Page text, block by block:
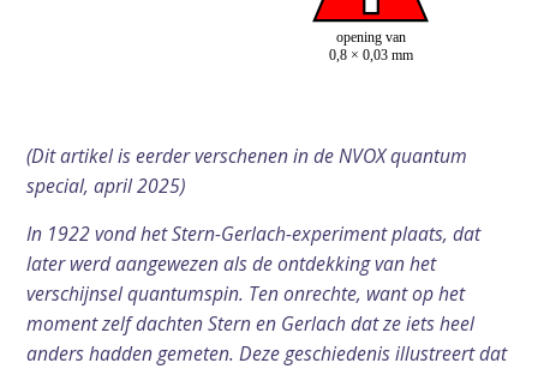
(Dit artikel is eerder verschenen in de NVOX quantum
special, april 2025)
In 1922 vond het Stern-Gerlach-experiment plaats, dat
later werd aangewezen als de ontdekking van het
verschijnsel quantumspin. Ten onrechte, want op het
moment zelf dachten Stern en Gerlach dat ze iets heel
anders hadden gemeten. Deze geschiedenis illustreert dat